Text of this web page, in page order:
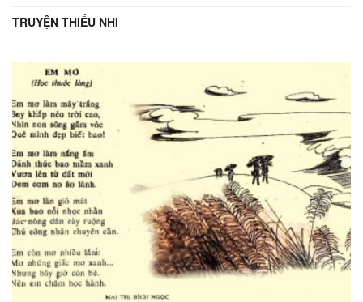
TRUYỆN THIẾU NHI